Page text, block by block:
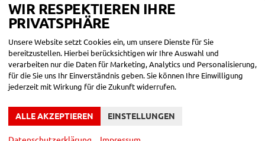
Car2X
SICHERHEIT & ASSISTENZ
Diebstahlwarnanlage
vorhanden
Dynamisches Kurvenlicht sowie Leuchtweitenregulierung
Front Cross Traffic Assist
Isofix-Vorbereitung (Halterungen zur Befestigung von 2
WIR RESPEKTIEREN IHRE
PRIVATSPHÄRE
Unsere Website setzt Cookies ein, um unsere Dienste für Sie
bereitzustellen. Hierbei berücksichtigen wir Ihre Auswahl und
verarbeiten nur die Daten für Marketing, Analytics und Personalisierung,
für die Sie uns Ihr Einverständnis geben. Sie können Ihre Einwilligung
jederzeit mit Wirkung für die Zukunft widerrufen.
ALLE AKZEPTIEREN EINSTELLUNGEN